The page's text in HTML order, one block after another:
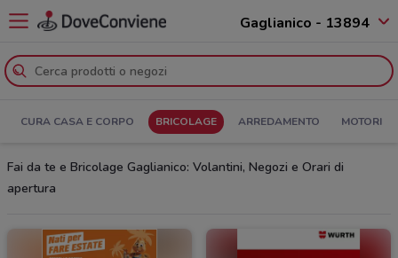
Gaglianico - 13894
CURA CASA E CORPO BRICOLAGE ARREDAMENTO MOTORI
Fai da te e Bricolage Gaglianico: Volantini, Negozi e Orari di
apertura